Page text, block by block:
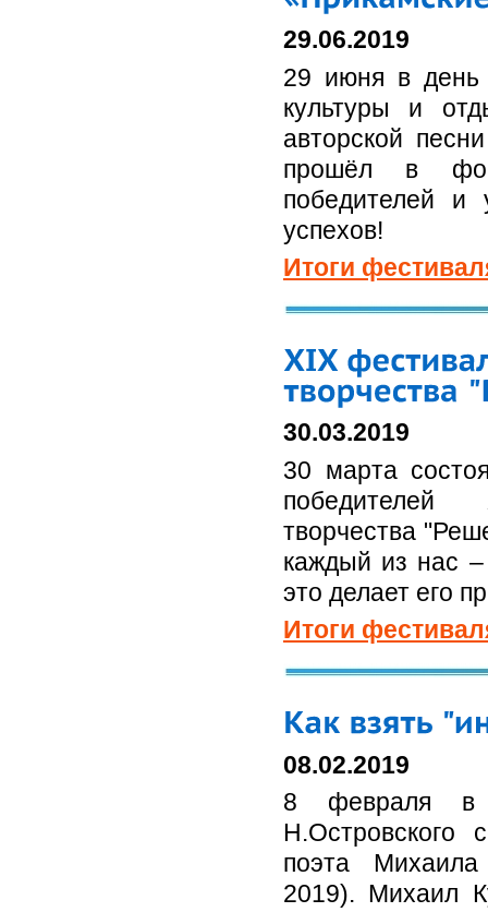
29.06.2019
29 июня в день
культуры и
авторской
прошёл в
победителей и
успехов!
Итоги
30.03.2019
30 марта
победителей
творчества
каждый из нас
это делает его
Итоги
08.02.2019
8 февраля в
Н.Островского
поэта
2019). Михаил